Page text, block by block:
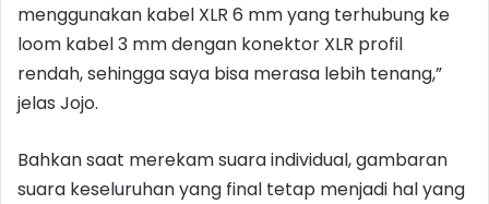
menggunakan kabel XLR 6 mm yang terhubung ke
loom kabel 3 mm dengan konektor XLR profil
rendah, sehingga saya bisa merasa lebih tenang,”
jelas Jojo.
Bahkan saat merekam suara individual, gambaran
suara keseluruhan yang final tetap menjadi hal yang